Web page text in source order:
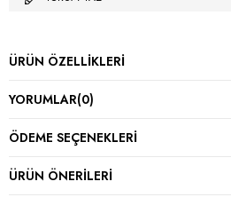
ÜRÜN ÖZELLIKLERI
YORUMLAR(0)
ÖDEME SEÇENEKLERI
ÜRÜN ÖNERILERI